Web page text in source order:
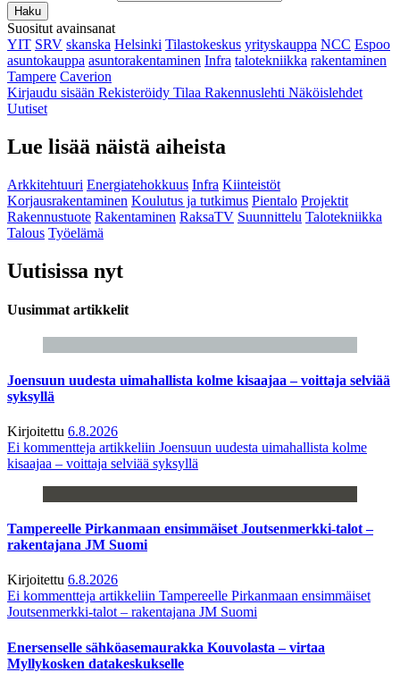
Haku
Suositut avainsanat
YIT SRV skanska Helsinki Tilastokeskus yrityskauppa NCC Espoo
asuntokauppa asuntorakentaminen Infra talotekniikka rakentaminen
Tampere Caverion
Kirjaudu sisään Rekisteröidy Tilaa Rakennuslehti Näköislehdet
Uutiset
Lue lisää näistä aiheista
Arkkitehtuuri Energiatehokkuus Infra Kiinteistöt
Korjausrakentaminen Koulutus ja tutkimus Pientalo Projektit
Rakennustuote Rakentaminen RaksaTV Suunnittelu Talotekniikka
Talous Työelämä
Uutisissa nyt
Uusimmat artikkelit
Joensuun uudesta uimahallista kolme kisaajaa – voittaja selviää
syksyllä
Kirjoitettu 6.8.2026
Ei kommentteja artikkeliin Joensuun uudesta uimahallista kolme
kisaajaa – voittaja selviää syksyllä
Tampereelle Pirkanmaan ensimmäiset Joutsenmerkki-talot –
rakentajana JM Suomi
Kirjoitettu 6.8.2026
Ei kommentteja artikkeliin Tampereelle Pirkanmaan ensimmäiset
Joutsenmerkki-talot – rakentajana JM Suomi
Enersenselle sähköasemaurakka Kouvolasta – virtaa
Myllykosken datakeskukselle